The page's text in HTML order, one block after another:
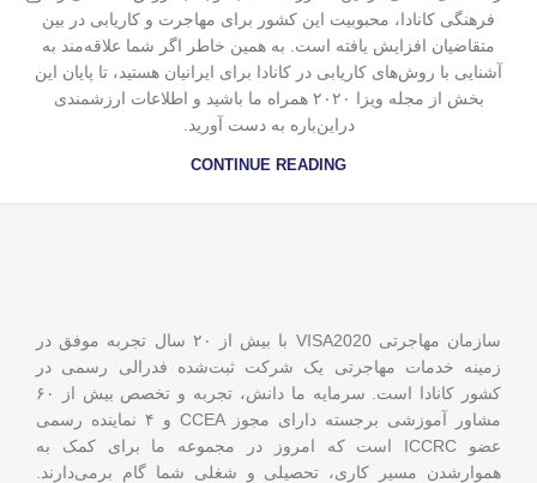
فرهنگی کانادا، محبوبیت این کشور برای مهاجرت و کاریابی در بین
متقاضیان افزایش یافته است. به همین خاطر اگر شما علاقه‌مند به
آشنایی با روش‌های کاریابی در کانادا برای ایرانیان هستید، تا پایان این
بخش از مجله ویزا ۲۰۲۰ همراه ما باشید و اطلاعات ارزشمندی
دراین‌باره به دست آورید.
CONTINUE READING
سازمان مهاجرتی VISA2020 با بیش از ۲۰ سال تجربه موفق در
زمینه خدمات مهاجرتی یک شرکت ثبت‌شده فدرالی رسمی در
کشور کانادا است. سرمایه ما دانش، تجربه و تخصص بیش از ۶۰
مشاور آموزشی برجسته دارای مجوز CCEA و ۴ نماینده رسمی
عضو ICCRC است که امروز در مجموعه ما برای کمک به
هموارشدن مسیر کاری، تحصیلی و شغلی شما گام برمی‌دارند.